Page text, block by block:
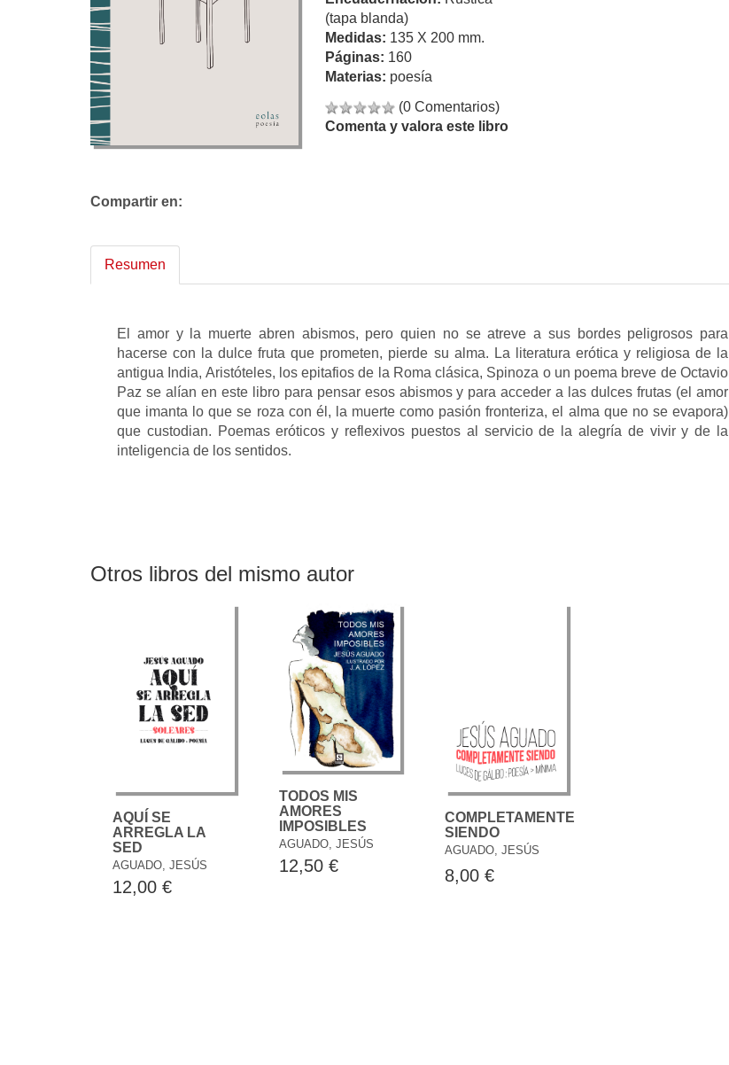
(tapa blanda)
Medidas: 135 X 200 mm.
Páginas: 160
Materias: poesía
(0 Comentarios)
Comenta y valora este libro
Compartir en:
Resumen
El amor y la muerte abren abismos, pero quien no se atreve a sus bordes peligrosos para
hacerse con la dulce fruta que prometen, pierde su alma. La literatura erótica y religiosa de la
antigua India, Aristóteles, los epitafios de la Roma clásica, Spinoza o un poema breve de Octavio
Paz se alían en este libro para pensar esos abismos y para acceder a las dulces frutas (el amor
que imanta lo que se roza con él, la muerte como pasión fronteriza, el alma que no se evapora)
que custodian. Poemas eróticos y reflexivos puestos al servicio de la alegría de vivir y de la
inteligencia de los sentidos.
Otros libros del mismo autor
AQUÍ SE
ARREGLA LA
SED
AGUADO, JESÚS
12,00 €
TODOS MIS
AMORES
IMPOSIBLES
AGUADO, JESÚS
12,50 €
COMPLETAMENTE
SIENDO
AGUADO, JESÚS
8,00 €